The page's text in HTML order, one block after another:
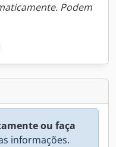
Podem
ou faça
informações.